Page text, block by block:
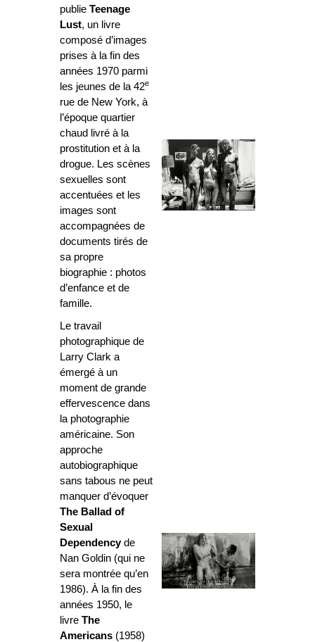
publie Teenage
Lust, un livre
composé d’images
prises à la fin des
années 1970 parmi
les jeunes de la 42e
rue de New York, à
l’époque quartier
chaud livré à la
prostitution et à la
drogue. Les scènes
sexuelles sont
accentuées et les
images sont
accompagnées de
documents tirés de
sa propre
biographie : photos
d’enfance et de
famille.
Le travail
photographique de
Larry Clark a
émergé à un
moment de grande
effervescence dans
la photographie
américaine. Son
approche
autobiographique
sans tabous ne peut
manquer d’évoquer
The Ballad of
Sexual
Dependencyde
Nan Goldin (qui ne
sera montrée qu’en
1986). À la fin des
années 1950, le
livre The
Americans (1958)